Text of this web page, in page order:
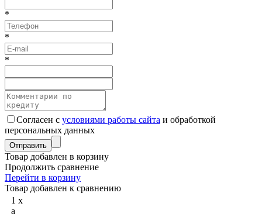
*
*
*
Согласен с условиями работы сайта и обработкой
персональных данных
Товар добавлен в корзину
Продолжить сравнение
Перейти в корзину
Товар добавлен к сравнению
1 x
a